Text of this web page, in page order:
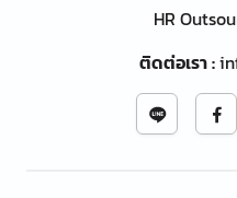
HR
ติดต่อเรา: